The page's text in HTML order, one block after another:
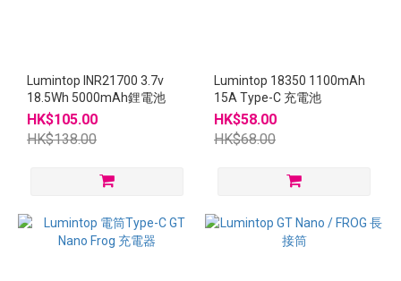
Lumintop INR21700 3.7v
18.5Wh 5000mAh鋰電池
HK$105.00
HK$138.00
Lumintop 18350 1100mAh
15A Type-C 充電池
HK$58.00
HK$68.00